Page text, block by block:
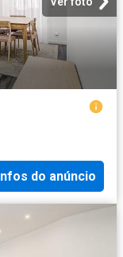
Infos do anúncio